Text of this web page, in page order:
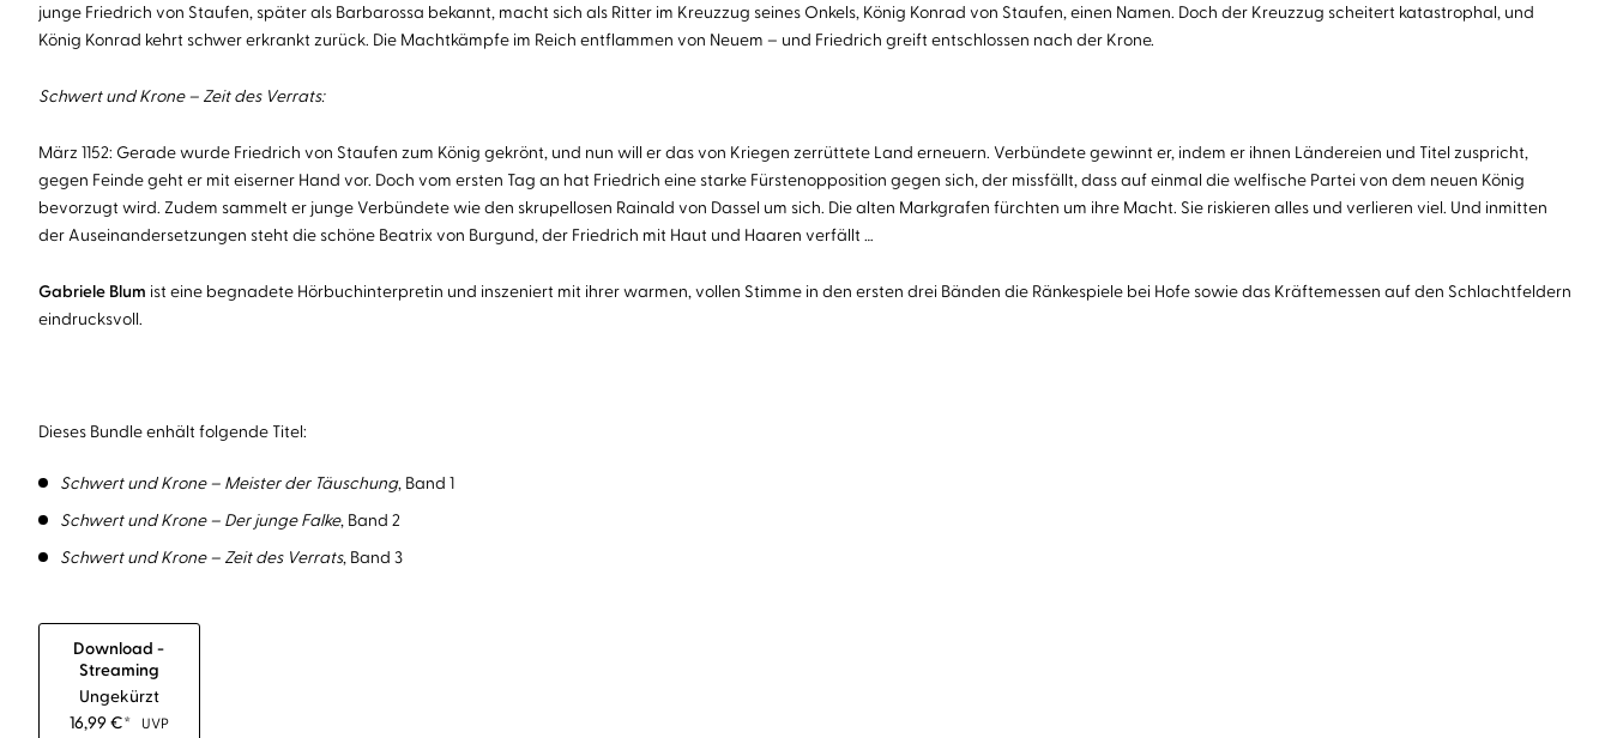
junge Friedrich von Staufen, später als Barbarossa bekannt, macht sich als Ritter im Kreuzzug seines Onkels, König Konrad von Staufen, einen Namen. Doch der Kreuzzug scheitert katastrophal, und
König Konrad kehrt schwer erkrankt zurück. Die Machtkämpfe im Reich entflammen von Neuem – und Friedrich greift entschlossen nach der Krone.
Schwert und Krone – Zeit des Verrats:
März 1152: Gerade wurde Friedrich von Staufen zum König gekrönt, und nun will er das von Kriegen zerrüttete Land erneuern. Verbündete gewinnt er, indem er ihnen Ländereien und Titel zuspricht,
gegen Feinde geht er mit eiserner Hand vor. Doch vom ersten Tag an hat Friedrich eine starke Fürstenopposition gegen sich, der missfällt, dass auf einmal die welfische Partei von dem neuen König
bevorzugt wird. Zudem sammelt er junge Verbündete wie den skrupellosen Rainald von Dassel um sich. Die alten Markgrafen fürchten um ihre Macht. Sie riskieren alles und verlieren viel. Und inmitten
der Auseinandersetzungen steht die schöne Beatrix von Burgund, der Friedrich mit Haut und Haaren verfällt …
Gabriele Blum ist eine begnadete Hörbuchinterpretin und inszeniert mit ihrer warmen, vollen Stimme in den ersten drei Bänden die Ränkespiele bei Hofe sowie das Kräftemessen auf den Schlachtfeldern
eindrucksvoll.
Dieses Bundle enhält folgende Titel:
Schwert und Krone – Meister der Täuschung, Band 1
Schwert und Krone – Der junge Falke, Band 2
Schwert und Krone – Zeit des Verrats, Band 3
Download -
Streaming
Ungekürzt
16,99€* UVP